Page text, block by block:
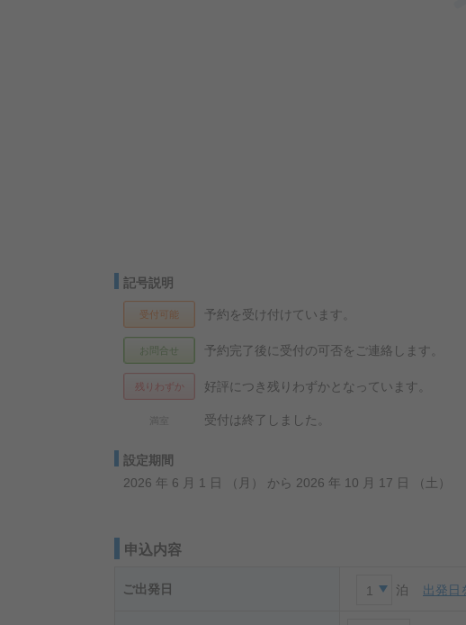
記号説明
受付可能 予約を受け付けています。
お問合せ 予約完了後に受付の可否をご連絡します。
残りわずか 好評につき残りわずかとなっています。
受付は終了しました。
設定期間
2026 年 6 月 1 日 （月） から 2026 年 10 月 17 日 （土）
申込内容
ご出発日 1 泊 出発日